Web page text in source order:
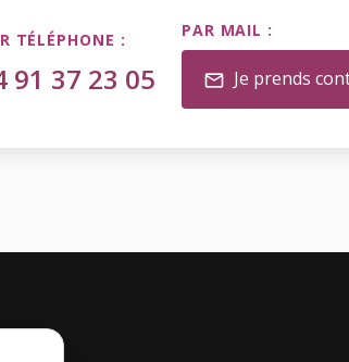
TÉLÉPHONE :
91 37 23 05
PAR MAIL :
mail Je prends